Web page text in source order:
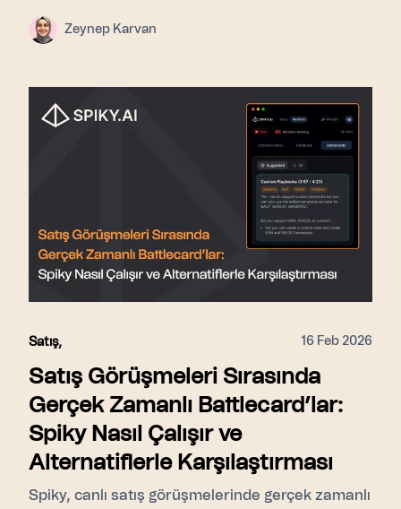
Zeynep Karvan
Satış, 16 Feb 2026
Satış Görüşmeleri Sırasında
Gerçek Zamanlı Battlecard’lar:
Spiky Nasıl Çalışır ve
Alternatiflerle Karşılaştırması
Spiky, canlı satış görüşmelerinde gerçek zamanlı